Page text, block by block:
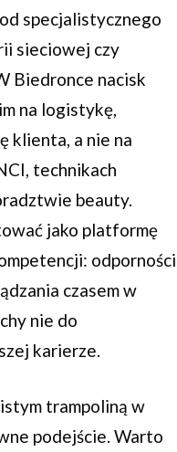
specjalistycznego
sieciowej czy
Biedronce nacisk
na logistykę,
klienta, a nie na
technikach
beauty.
jako platformę
odporności
czasem w
nie do
karierze.
trampoliną w
podejście. Warto